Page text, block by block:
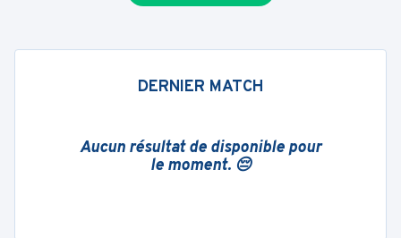
DERNIER MATCH
Aucun résultat de disponible pour
le moment. 😔